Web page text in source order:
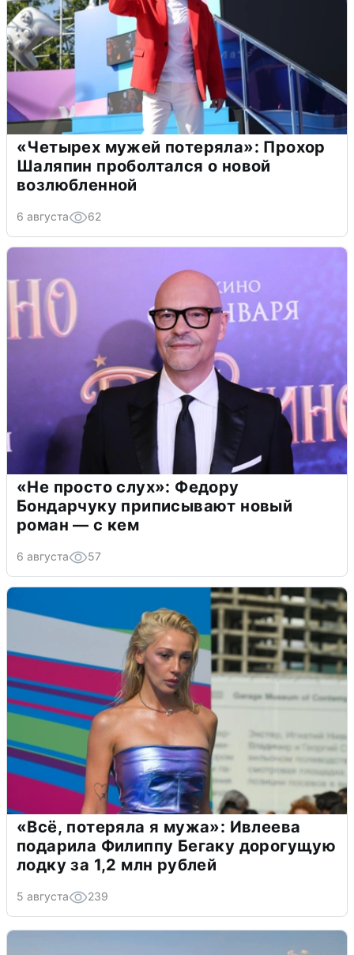
«Четырех мужей потеряла»: Прохор
Шаляпин проболтался о новой
возлюбленной
6 августа 62
«Не просто слух»: Федору
Бондарчуку приписывают новый
роман — с кем
6 августа 57
«Всё, потеряла я мужа»: Ивлеева
подарила Филиппу Бегаку дорогущую
лодку за 1,2 млн рублей
5 августа 239